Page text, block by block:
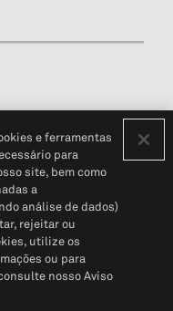
do cliente (em inglês)
© 2026 S&P Global
e ferramentas
para
site, bem como
a
análise de dados)
rejeitar ou
utilize os
ou para
nosso Aviso